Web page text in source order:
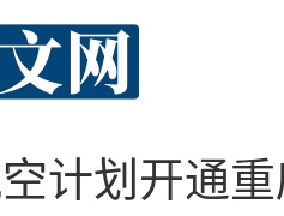
计划开通